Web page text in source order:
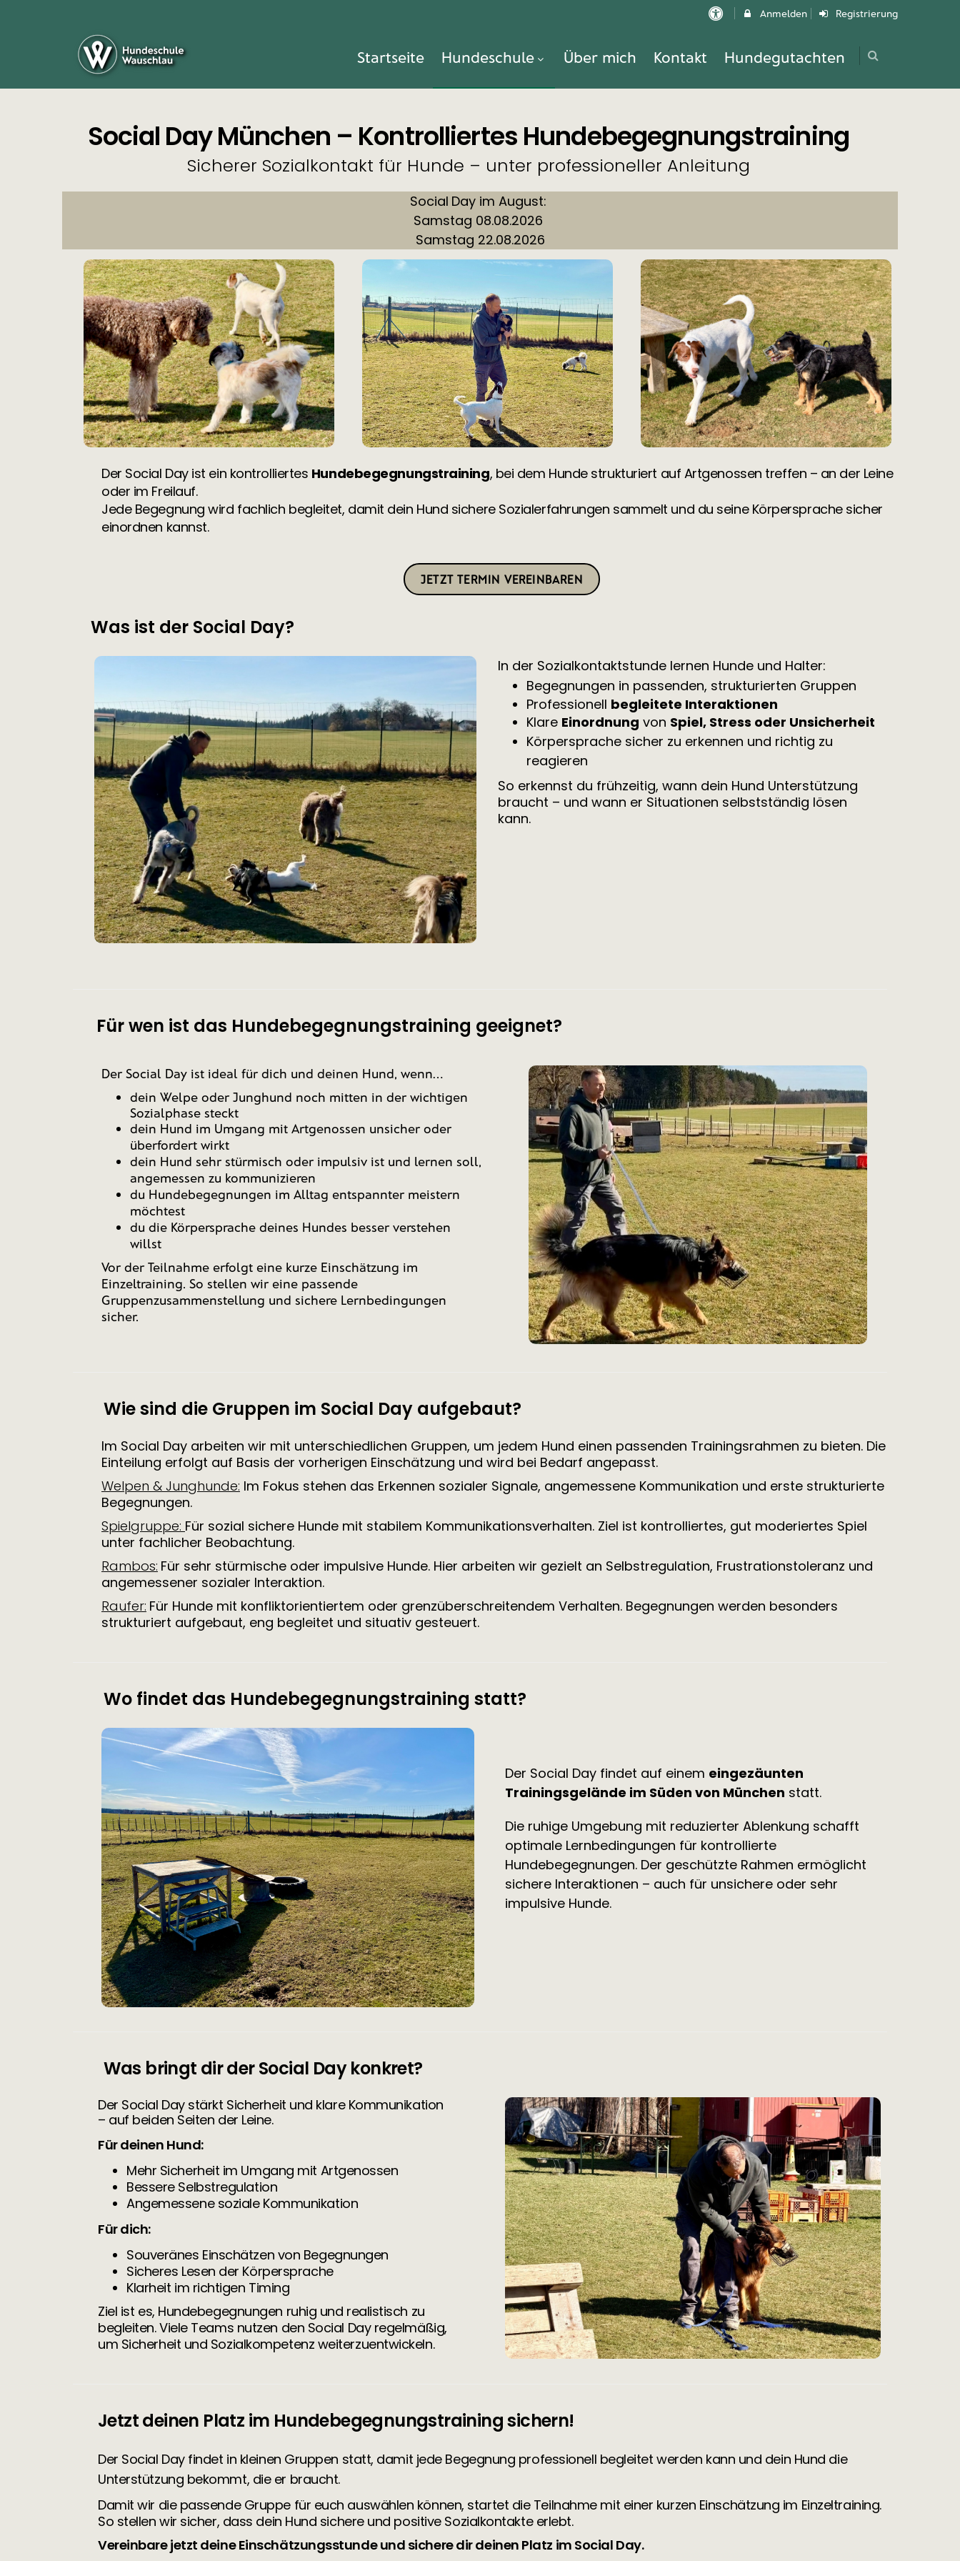
Anmelden Registrierung
Startseite Hundeschule Über mich Kontakt Hundegutachten
Social Day München – Kontrolliertes Hundebegegnungstraining
Sicherer Sozialkontakt für Hunde – unter professioneller Anleitung
Social Day im August:
Samstag 08.08.2026
Samstag 22.08.2026
Der Social Day ist ein kontrolliertes Hundebegegnungstraining, bei dem Hunde strukturiert auf Artgenossen treffen – an der Leine
oder im Freilauf.
Jede Begegnung wird fachlich begleitet, damit dein Hund sichere Sozialerfahrungen sammelt und du seine Körpersprache sicher
einordnen kannst.
JETZT TERMIN VEREINBAREN
Was ist der Social Day?
In der Sozialkontaktstunde lernen Hunde und Halter:
Begegnungen in passenden, strukturierten Gruppen
Professionell begleitete Interaktionen
Klare Einordnung von Spiel, Stress oder Unsicherheit
Körpersprache sicher zu erkennen und richtig zu
reagieren
So erkennst du frühzeitig, wann dein Hund Unterstützung
braucht – und wann er Situationen selbstständig lösen
kann.
Für wen ist das Hundebegegnungstraining geeignet?
Der Social Day ist ideal für dich und deinen Hund, wenn...
dein Welpe oder Junghund noch mitten in der wichtigen
Sozialphase steckt
dein Hund im Umgang mit Artgenossen unsicher oder
überfordert wirkt
dein Hund sehr stürmisch oder impulsiv ist und lernen soll,
angemessen zu kommunizieren
du Hundebegegnungen im Alltag entspannter meistern
möchtest
du die Körpersprache deines Hundes besser verstehen
willst
Vor der Teilnahme erfolgt eine kurze Einschätzung im
Einzeltraining. So stellen wir eine passende
Gruppenzusammenstellung und sichere Lernbedingungen
sicher.
Wie sind die Gruppen im Social Day aufgebaut?
Im Social Day arbeiten wir mit unterschiedlichen Gruppen, um jedem Hund einen passenden Trainingsrahmen zu bieten. Die
Einteilung erfolgt auf Basis der vorherigen Einschätzung und wird bei Bedarf angepasst.
Welpen & Junghunde: Im Fokus stehen das Erkennen sozialer Signale, angemessene Kommunikation und erste strukturierte
Begegnungen.
Spielgruppe: Für sozial sichere Hunde mit stabilem Kommunikationsverhalten. Ziel ist kontrolliertes, gut moderiertes Spiel
unter fachlicher Beobachtung.
Rambos: Für sehr stürmische oder impulsive Hunde. Hier arbeiten wir gezielt an Selbstregulation, Frustrationstoleranz und
angemessener sozialer Interaktion.
Raufer: Für Hunde mit konfliktorientiertem oder grenzüberschreitendem Verhalten. Begegnungen werden besonders
strukturiert aufgebaut, eng begleitet und situativ gesteuert.
Wo findet das Hundebegegnungstraining statt?
Der Social Day findet auf einem eingezäunten
Trainingsgelände im Süden von München statt.
Die ruhige Umgebung mit reduzierter Ablenkung schafft
optimale Lernbedingungen für kontrollierte
Hundebegegnungen. Der geschützte Rahmen ermöglicht
sichere Interaktionen – auch für unsichere oder sehr
impulsive Hunde.
Was bringt dir der Social Day konkret?
Der Social Day stärkt Sicherheit und klare Kommunikation
– auf beiden Seiten der Leine.
Für deinen Hund:
Mehr Sicherheit im Umgang mit Artgenossen
Bessere Selbstregulation
Angemessene soziale Kommunikation
Für dich:
Souveränes Einschätzen von Begegnungen
Sicheres Lesen der Körpersprache
Klarheit im richtigen Timing
Ziel ist es, Hundebegegnungen ruhig und realistisch zu
begleiten. Viele Teams nutzen den Social Day regelmäßig,
um Sicherheit und Sozialkompetenz weiterzuentwickeln.
Jetzt deinen Platz im Hundebegegnungstraining sichern!
Der Social Day findet in kleinen Gruppen statt, damit jede Begegnung professionell begleitet werden kann und dein Hund die
Unterstützung bekommt, die er braucht.
Damit wir die passende Gruppe für euch auswählen können, startet die Teilnahme mit einer kurzen Einschätzung im Einzeltraining.
So stellen wir sicher, dass dein Hund sichere und positive Sozialkontakte erlebt.
Vereinbare jetzt deine Einschätzungsstunde und sichere dir deinen Platz im Social Day.